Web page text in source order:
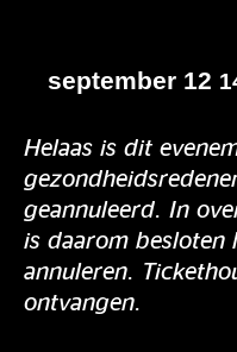
september 12
Helaas is dit
geannuleerd. In
is daarom besloten
annuleren.
ontvangen.